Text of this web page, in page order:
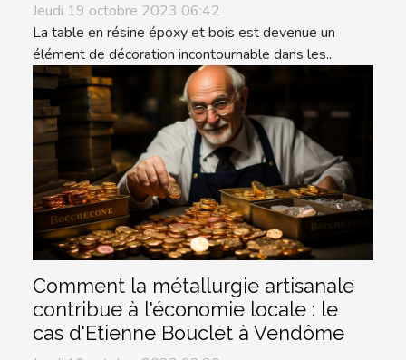
Jeudi 19 octobre 2023 06:42
La table en résine époxy et bois est devenue un
élément de décoration incontournable dans les...
Comment la métallurgie artisanale
contribue à l'économie locale : le
cas d'Etienne Bouclet à Vendôme